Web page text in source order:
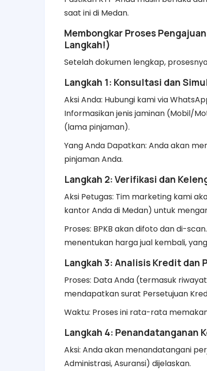
saat ini di Medan.
Membongkar Proses
Langkah!)
Setelah dokumen lengkap,
Langkah 1: Konsultasi dan
Aksi Anda: Hubungi kami via
Informasikan jenis jaminan (Mobil/
(lama pinjaman).
Yang Anda Dapatkan: Anda akan
pinjaman Anda.
Langkah 2: Verifikasi dan
Aksi Petugas: Tim marketing kami
kantor Anda di Medan) untuk
Proses: BPKB akan difoto dan di-
menentukan harga jual kembali,
Langkah 3: Analisis Kredit dan
Proses: Data Anda (termasuk
mendapatkan surat Persetujuan
Waktu: Proses ini rata-rata
Langkah 4: Penandatanganan
Aksi: Anda akan menandatangani
Administrasi, Asuransi) dijelaskan.